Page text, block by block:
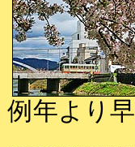
例年より